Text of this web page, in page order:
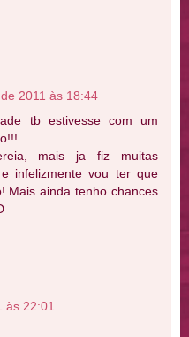
2011 às 18:44
tb estivesse com um
mais ja fiz muitas
infelizmente vou ter que
Mais ainda tenho chances
às 22:01